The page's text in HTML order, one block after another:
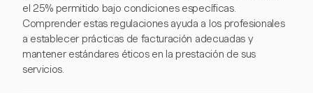
el 25% permitido bajo condiciones específicas.
Comprender estas regulaciones ayuda a los profesionales
a establecer prácticas de facturación adecuadas y
mantener estándares éticos en la prestación de sus
servicios.